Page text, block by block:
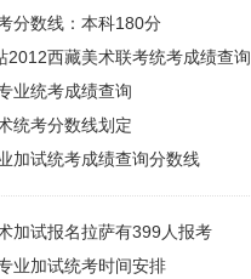
分数线：本科180分
2012西藏美术联考统考成绩查询
业统考成绩查询
统考分数线划定
加试统考成绩查询分数线
加试报名拉萨有399人报考
业加试统考时间安排